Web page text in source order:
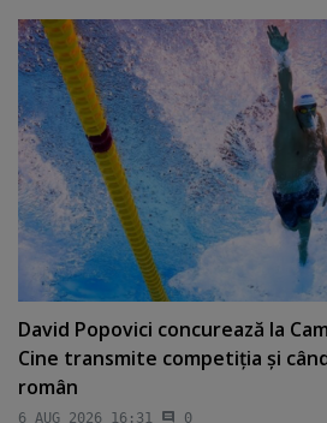
David Popovici concurează la
Cine transmite competiţia şi
român
6 AUG 2026 16:31 0